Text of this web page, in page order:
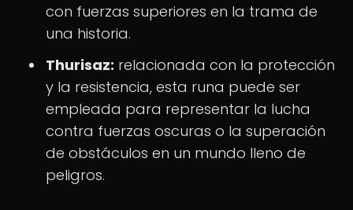
con fuerzas superiores en la trama de
una historia.
Thurisaz: relacionada con la protección
y la resistencia, esta runa puede ser
empleada para representar la lucha
contra fuerzas oscuras o la superación
de obstáculos en un mundo lleno de
peligros.